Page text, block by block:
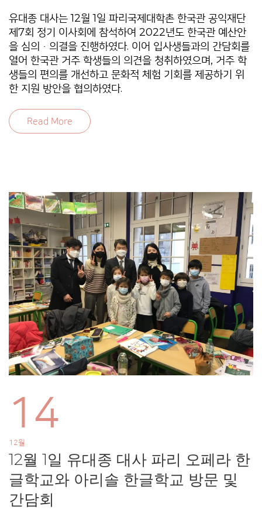
유대종 대사는 12월 1일 파리국제대학촌 한국관 공익재단
제7회 정기 이사회에 참석하여 2022년도 한국관 예산안
을 심의ㆍ의결을 진행하였다. 이어 입사생들과의 간담회를
열어 한국관 거주 학생들의 의견을 청취하였으며, 거주 학
생들의 편의를 개선하고 문화적 체험 기회를 제공하기 위
한 지원 방안을 협의하였다.
Read More
14
12월
12월 1일 유대종 대사 파리 오페라 한
글학교와 아리솔 한글학교 방문 및
간담회